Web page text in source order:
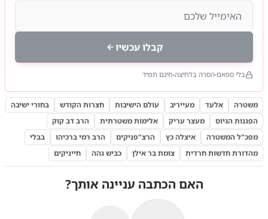
קבלו עכשיו
בלי ספאם הסרה בלחיצה חינם תמיד
משטרה אלעד מעייריב עולם הישיבות חצרות הקודש
בחורי ישיבה
הפגנות הגיוס
מעצר עריק אלימות משטרתית
הרב דב קוק
מפכ"ל המשטרה
איצלה כץ הרצ"פניקים הרב רמי ברכיהו
בבלי
מהדורת חדשות חרדית
צומת בר אילן כביש גהה חייניקים
האם הכתבה עניינה אותך?